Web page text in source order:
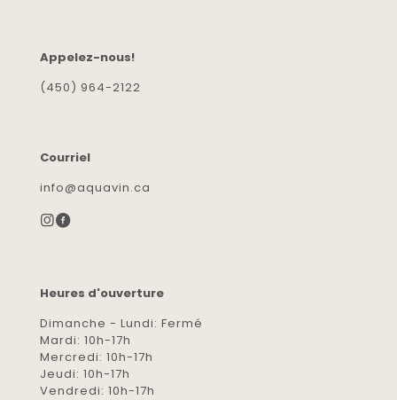
Appelez-nous!
(450) 964-2122
Courriel
info@aquavin.ca
Heures d'ouverture
Dimanche - Lundi: Fermé
Mardi: 10h-17h
Mercredi: 10h-17h
Jeudi: 10h-17h
Vendredi: 10h-17h